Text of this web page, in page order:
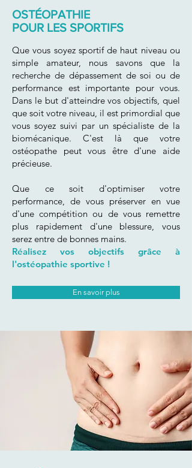
OSTÉOPATHIE
POUR LES SPORTIFS
Que vous soyez sportif de haut niveau ou
simple amateur, nous savons que la
recherche de dépassement de soi ou de
performance est importante pour vous.
Dans le but d'atteindre vos objectifs, quel
que soit votre niveau, il est primordial que
vous soyez suivi par un spécialiste de la
biomécanique. C'est là que votre
ostéopathe peut vous être d'une aide
précieuse.
Que ce soit d'optimiser votre
performance, de vous préserver en vue
d'une compétition ou de vous remettre
plus rapidement d'une blessure, vous
serez entre de bonnes mains.
Réalisez vos objectifs grâce à
l'ostéopathie sportive !
En savoir plus